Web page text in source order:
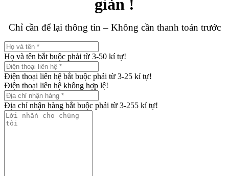
giản !
Chỉ cần để lại thông tin – Không cần thanh toán trước
Họ và tên bắt buộc phải từ 3-50 kí tự!
Điện thoại liên hệ bắt buộc phải từ 3-25 kí tự!
Điện thoại liên hệ không hợp lệ!
Địa chỉ nhận hàng bắt buộc phải từ 3-255 kí tự!